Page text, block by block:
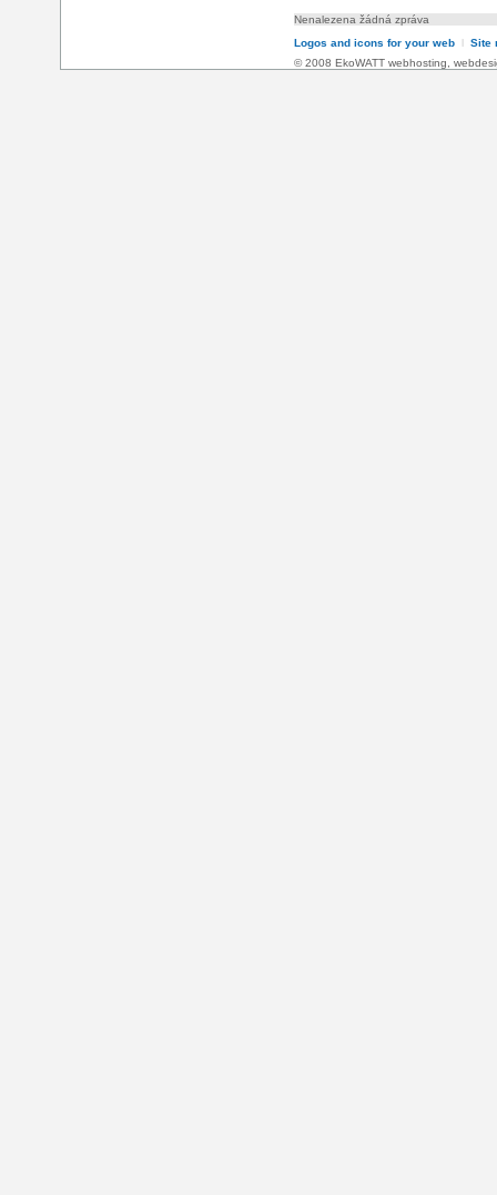
Nenalezena žádná zpráva
Logos and icons for your web l Site
© 2008 EkoWATT webhosting